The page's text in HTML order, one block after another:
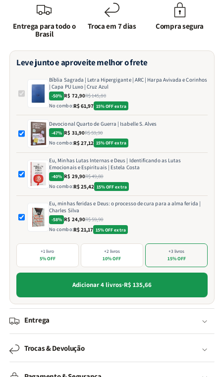
Entrega para todo o
Brasil
Troca em 7 dias Compra segura
Leve junto e aproveite melhor o frete
Bíblia Sagrada | Letra Hipergigante | ARC | Harpa Avivada e Corinhos
| Capa PU Luxo | Cruz Azul
-50% R$ 72,90R$ 145,80
No combo:R$ 61,97 15% OFF extra
Devocional Quarto de Guerra | Isabelle S. Alves
-47% R$ 31,90R$ 59,90
No combo:R$ 27,12 15% OFF extra
Eu, Minhas Lutas Internas e Deus | Identificando as Lutas
Emocionais e Espirituais | Estela Costa
-40% R$ 29,90R$ 49,80
No combo:R$ 25,42 15% OFF extra
Eu, minhas feridas e Deus: o processo de cura para a alma ferida |
Charles Silva
-58% R$ 24,90R$ 59,90
No combo:R$ 21,17 15% OFF extra
+1 livro
5% OFF
+2 livros
10% OFF
+3 livros
15% OFF
Adicionar 4 livros·R$ 135,66
Entrega
Trocas & Devolução